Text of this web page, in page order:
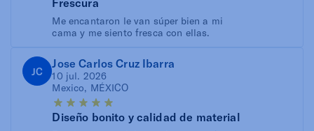
Me encantaron le van súper bien a mi
cama y me siento fresca con ellas.
JC
Jose Carlos Cruz Ibarra
10 jul. 2026
Mexico, MÉXICO
Diseño bonito y calidad de material